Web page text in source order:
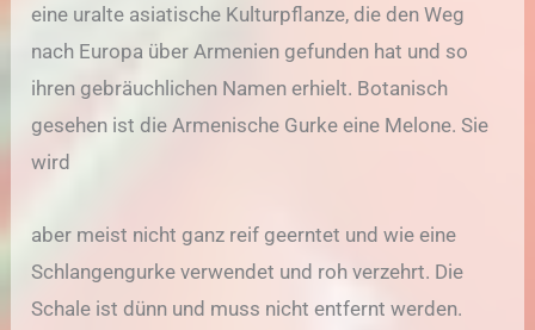
eine uralte asiatische Kulturpflanze, die den Weg
nach Europa über Armenien gefunden hat und so
ihren gebräuchlichen Namen erhielt. Botanisch
gesehen ist die Armenische Gurke eine Melone. Sie
wird
aber meist nicht ganz reif geerntet und wie eine
Schlangengurke verwendet und roh verzehrt. Die
Schale ist dünn und muss nicht entfernt werden.